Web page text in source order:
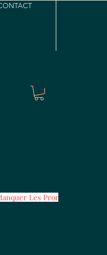
Les Promos